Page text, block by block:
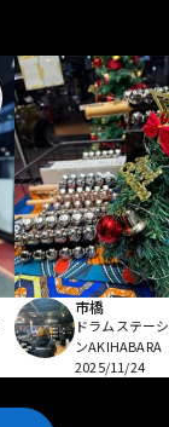
市橋
ドラムステー
ンAKIHABARA
2025/11/24